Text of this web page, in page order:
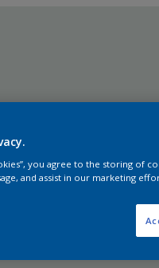
you agree to the storing of
and assist in our marketing